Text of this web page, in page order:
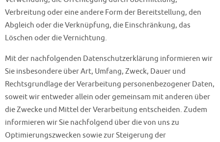
Verbreitung oder eine andere Form der Bereitstellung, den
Abgleich oder die Verknüpfung, die Einschränkung, das
Löschen oder die Vernichtung.
Mit der nachfolgenden Datenschutzerklärung informieren wir
Sie insbesondere über Art, Umfang, Zweck, Dauer und
Rechtsgrundlage der Verarbeitung personenbezogener Daten,
soweit wir entweder allein oder gemeinsam mit anderen über
die Zwecke und Mittel der Verarbeitung entscheiden. Zudem
informieren wir Sie nachfolgend über die von uns zu
Optimierungszwecken sowie zur Steigerung der